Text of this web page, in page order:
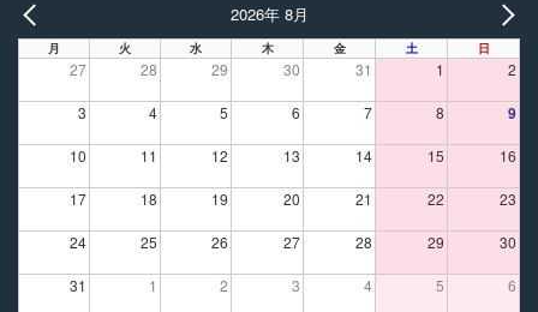
PREV
2026年 8月
月 火 水 木 金 土 日
27 28 29 30 31 1 2
3 4 5 6 7 8 9
10 11 12 13 14 15 16
17 18 19 20 21 22 23
24 25 26 27 28 29 30
31 1 2 3 4 5 6